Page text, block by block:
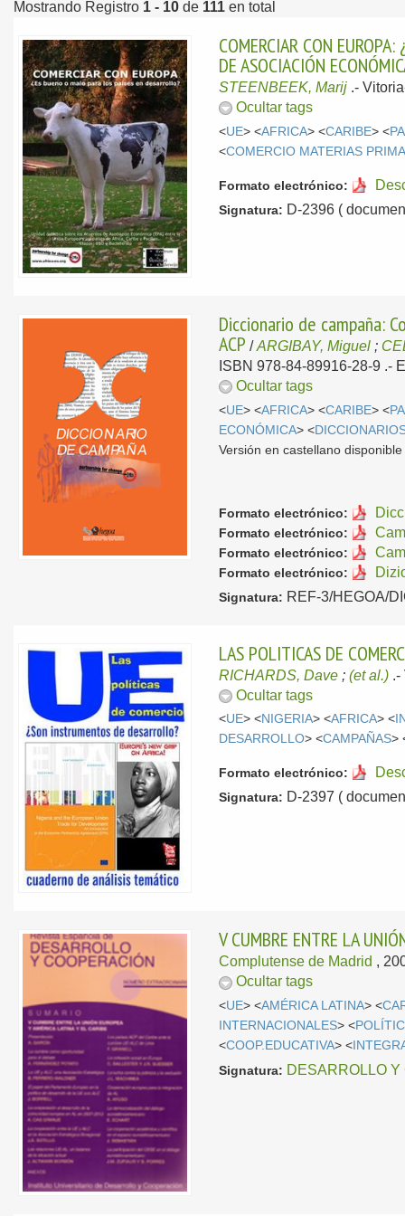
Mostrando Registro 1 - 10 de 111 en total
COMERCIAR CON
DE ASOCIACIÓN
STEENBEEK, Marij .-
Ocultar tags
<UE> <AFRICA> <CARIBE> <
<COMERCIO MATERIAS
Formato electrónico:
Signatura: D-2396 (
Diccionario de campaña:
ACP /ARGIBAY, Miguel ;
ISBN 978-84-89916-28-9 .-
Ocultar tags
<UE> <AFRICA> <CARIBE> <
ECONÓMICA> <
Versión en castellano
Formato electrónico:
Formato electrónico:
Formato electrónico:
Formato electrónico:
Signatura: REF-3/HEGOA/
LAS POLITICAS DE
RICHARDS, Dave ;(et al.) .-
Ocultar tags
<UE> <NIGERIA> <AFRICA> <
DESARROLLO> <CAMPAÑAS>
Formato electrónico:
Signatura: D-2397 (
V CUMBRE ENTRE LA
Complutense de Madrid ,
Ocultar tags
<UE> <AMÉRICA LATINA> <
INTERNACIONALES> <
<COOP.EDUCATIVA> <
Signatura: DESARROLLO